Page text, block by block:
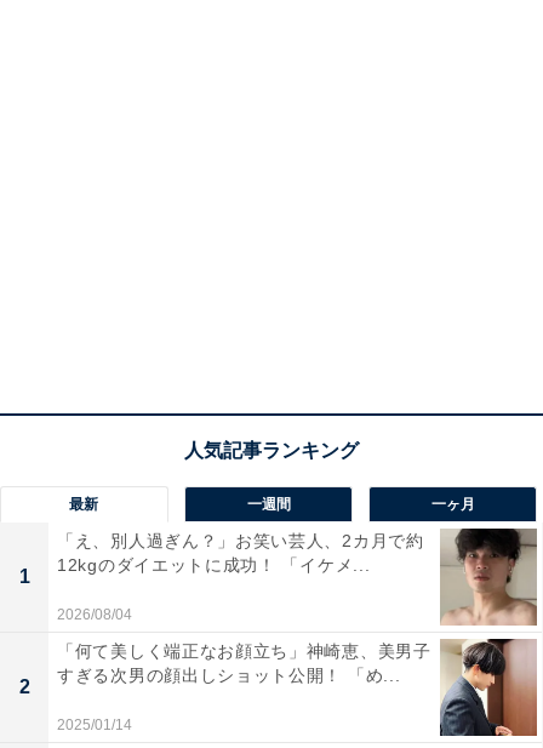
最新 一週間 一ヶ月
1
「え、別人過ぎん？」お笑い芸人、2カ月で約
12kgのダイエットに成功！ 「イケメ...
2026/08/04
2
「何て美しく端正なお顔立ち」神崎恵、美男子
すぎる次男の顔出しショット公開！ 「め...
2025/01/14